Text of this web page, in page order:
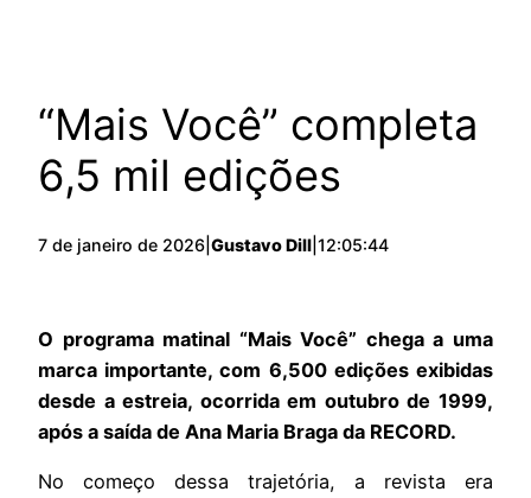
“Mais Você” completa
6,5 mil edições
7 de janeiro de 2026 Gustavo Dill 12:05:44
O programa matinal “Mais Você” chega a uma
marca importante, com 6,500 edições exibidas
desde a estreia, ocorrida em outubro de 1999,
após a saída de Ana Maria Braga da RECORD.
No começo dessa trajetória, a revista era